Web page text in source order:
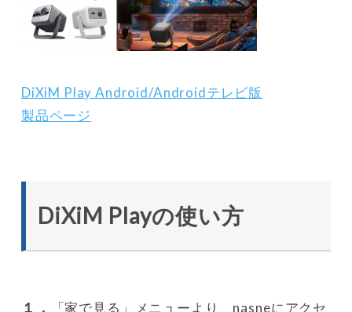
DiXiM Play Android/Androidテレビ版
製品ページ
DiXiM Playの使い方
１．
「家で見る」メニューより、nasneにアクセ